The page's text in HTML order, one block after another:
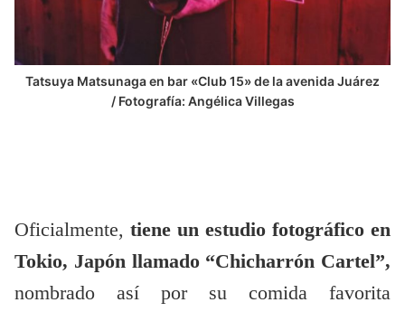
Tatsuya Matsunaga en bar «Club 15» de la avenida Juárez
/ Fotografía: Angélica Villegas
Oficialmente, tiene un estudio fotográfico en
Tokio, Japón llamado “Chicharrón Cartel”,
nombrado así por su comida favorita